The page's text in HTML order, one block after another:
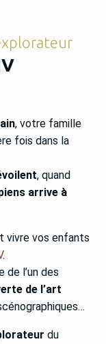
, votre famille
fois dans la
, quand
arrive à
vivre vos enfants
.
l’un des
de l’art
du